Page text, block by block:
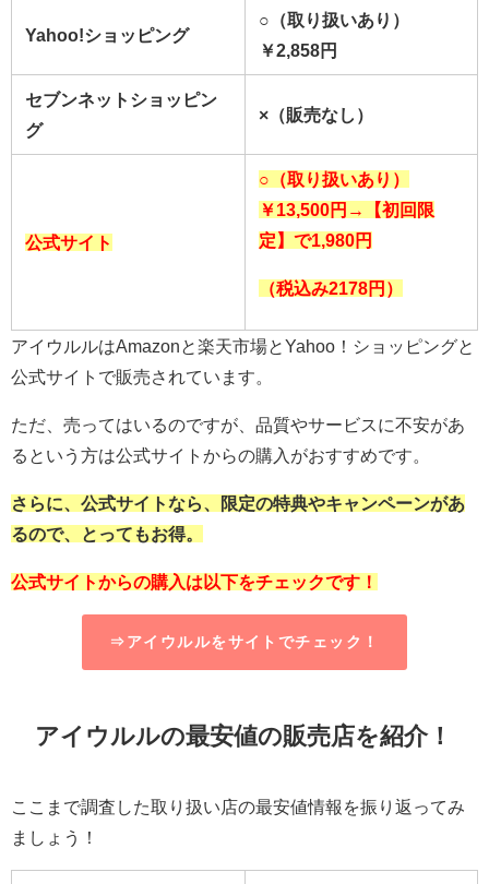
Yahoo!ショッピング
○（取り扱いあり）
￥2,858円
セブンネットショッピン
グ
×（販売なし）
公式サイト
○（取り扱いあり）
￥13,500円→【初回限
定】で1,980円
（税込み2178円）
アイウルルはAmazonと楽天市場とYahoo！ショッピングと
公式サイトで販売されています。
ただ、売ってはいるのですが、品質やサービスに不安があ
るという方は公式サイトからの購入がおすすめです。
さらに、公式サイトなら、限定の特典やキャンペーンがあ
るので、とってもお得。
公式サイトからの購入は以下をチェックです！
⇒アイウルルをサイトでチェック！
アイウルルの最安値の販売店を紹介！
ここまで調査した取り扱い店の最安値情報を振り返ってみ
ましょう！